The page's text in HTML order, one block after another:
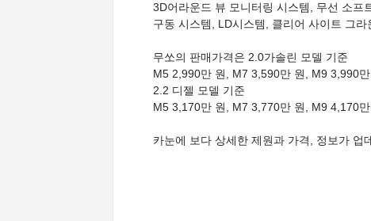
3D어라운드 뷰 모니터링 시스템, 무선 소프
구동 시스템, LD시스템, 클리어 사이트 그
무쏘의 판매가격은 2.0가솔린 모델 기준
M5 2,990만 원, M7 3,590만 원, M9 3,990
2.2 디젤 모델 기준
M5 3,170만 원, M7 3,770만 원, M9 4,170
카눈에 보다 상세한 제원과 가격, 정보가 업